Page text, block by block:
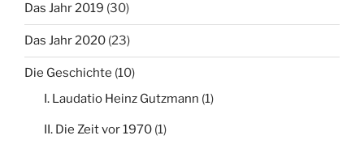
Das Jahr 2019 (30)
Das Jahr 2020 (23)
Die Geschichte (10)
I. Laudatio Heinz Gutzmann (1)
II. Die Zeit vor 1970 (1)